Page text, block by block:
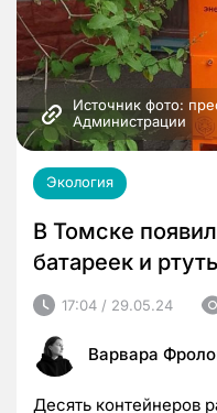
Источник фото:
Администрации
Экология
В Томске
батареек и
17:04 / 29.05.24
Варвара
Десять контейнеров